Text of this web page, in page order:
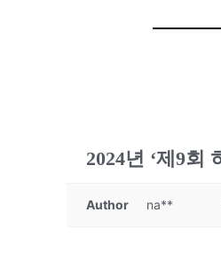
2024년 ‘제9회
Author na**